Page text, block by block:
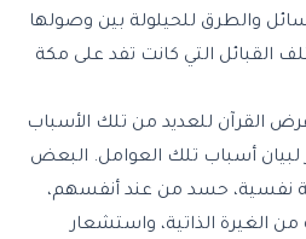
والطرق للحيلولة بين وصولها
القبائل التي كانت تفد على مكة
القرآن للعديد من تلك الأسباب
أسباب تلك العوامل. البعض
نفسية، حسد من عند أنفسهم،
الغيرة الذاتية، واستشعار